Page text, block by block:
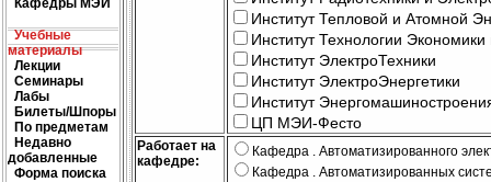
Кафедры МЭИ
Учебные
материалы
Лекции
Семинары
Лабы
Билеты/Шпоры
По предметам
Недавно
добавленные
Форма поиска
Институт Тепловой и Атомной
Институт Технологии
Институт ЭлектроТехники
Институт ЭлектроЭнергетики
Институт
ЦП МЭИ-Фесто
Работает на
кафедре:
Кафедра . Автоматизированного
Кафедра . Автоматизированных